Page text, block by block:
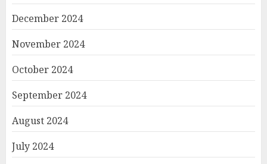
December 2024
November 2024
October 2024
September 2024
August 2024
July 2024